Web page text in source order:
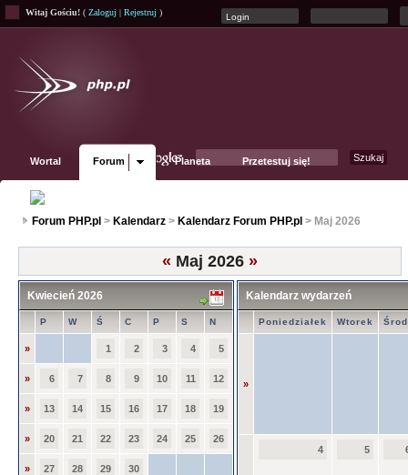
Witaj Gościu! ( Zaloguj | Rejestruj )
Wortal Forum Planeta Przetestuj się!
Forum PHP.pl > Kalendarz > Kalendarz Forum PHP.pl > Maj 2026
« Maj 2026 »
Kwiecień 2026
P W Ś C P S N
» 1 2 3 4 5
» 6 7 8 9 10 11 12
» 13 14 15 16 17 18 19
» 20 21 22 23 24 25 26
» 27 28 29 30
Kalendarz wydarzeń
Poniedziałek Wtorek
»
4 5